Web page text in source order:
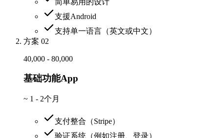
支援Android
支持单一语言（英文或中文）
方案 02
40,000 - 80,000
基础功能App
~ 1 - 2个月
支付整合（Stripe）
验证系统（例如注册、登录）